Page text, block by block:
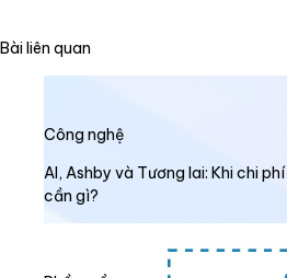
Bài liên quan
Công nghệ
AI, Ashby và Tương lai: Khi chi
cần gì?